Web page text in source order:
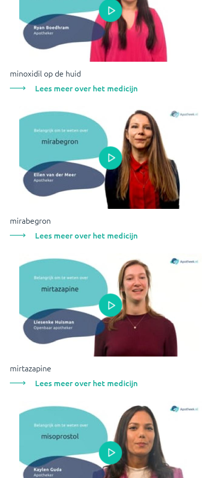
minoxidil op de huid
Lees meer over het medicijn
mirabegron
Lees meer over het medicijn
mirtazapine
Lees meer over het medicijn